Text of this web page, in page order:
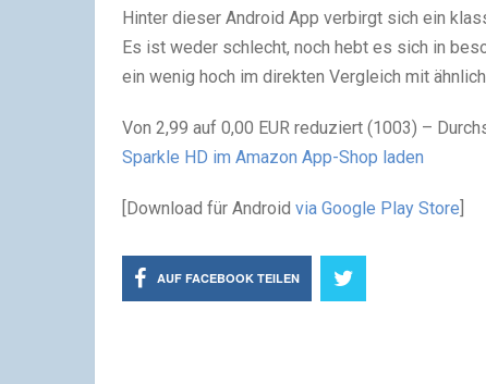
Hinter dieser Android App verbirgt sich ein
Es ist weder schlecht, noch hebt es sich in
ein wenig hoch im direkten Vergleich mit
Von 2,99 auf 0,00 EUR reduziert (1003) –
Sparkle HD im Amazon App-Shop laden
[Download für Android via Google Play Store]
AUF FACEBOOK TEILEN